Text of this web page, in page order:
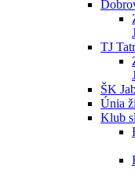
TJ
ŠK
Únia
Klub